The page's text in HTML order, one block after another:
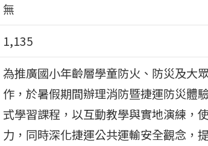
無
1,135
為推廣國小年齡層學童防火、防災及大
作，於暑假期間辦理消防暨捷運防災體
式學習課程，以互動教學與實地演練，
力，同時深化捷運公共運輸安全觀念，